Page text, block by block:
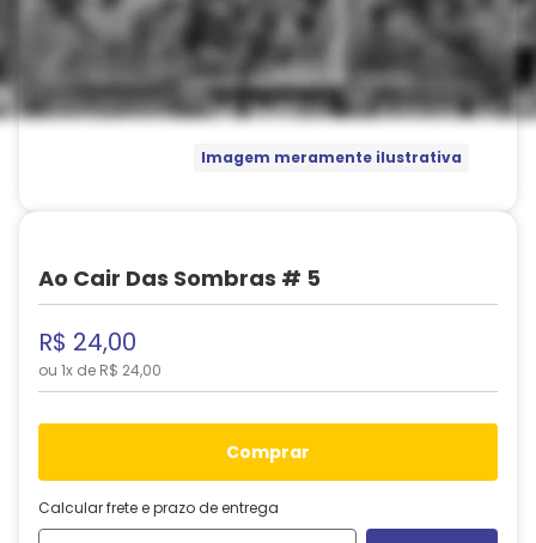
Imagem meramente ilustrativa
Ao Cair Das Sombras # 5
R$ 24,00
ou 1x de R$ 24,00
comprar
Calcular frete e prazo de entrega